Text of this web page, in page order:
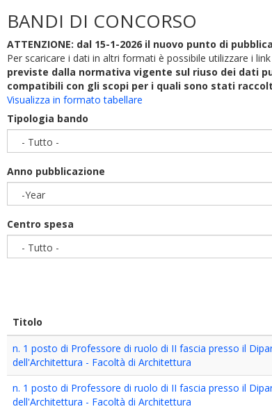
BANDI DI CONCORSO
ATTENZIONE: dal 15-1-2026 il nuovo punto di
Per scaricare i dati in altri formati è possibile utilizzare i
previste dalla normativa vigente sul riuso dei dati
compatibili con gli scopi per i quali sono stati
Visualizza in formato tabellare
Tipologia bando
- Tutto -
Anno pubblicazione
-Year
Centro spesa
- Tutto -
Titolo
n. 1 posto di Professore di ruolo di II fascia presso il
dell'Architettura - Facoltà di Architettura
n. 1 posto di Professore di ruolo di II fascia presso il
dell'Architettura - Facoltà di Architettura